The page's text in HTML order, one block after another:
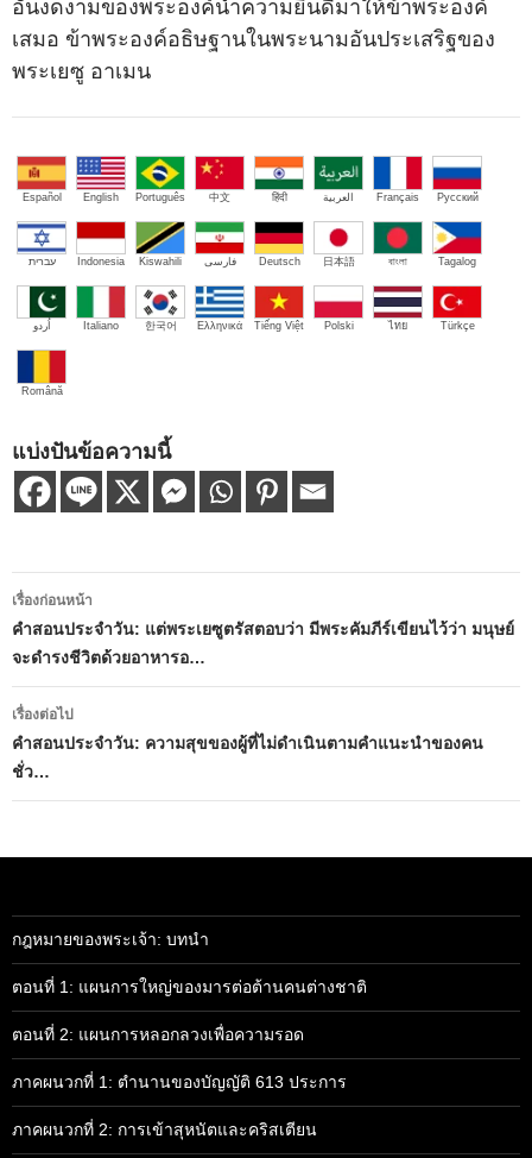
อันงดงามของพระองค์นำความยินดีมาให้ข้าพระองค์
เสมอ ข้าพระองค์อธิษฐานในพระนามอันประเสริฐของ
พระเยซู อาเมน
Español English Português 中文 हिंदी العربية Français Русский
עברית Indonesia Kiswahili فارسی Deutsch 日本語 বাংলা Tagalog
اُردو Italiano 한국어 Ελληνικά Tiếng Việt Polski ไทย Türkçe
Română
แบ่งปันข้อความนี้
เมนู
นำทาง
เรื่อง
เรื่องก่อนหน้า
คำสอนประจำวัน: แต่พระเยซูตรัสตอบว่า มีพระคัมภีร์เขียนไว้ว่า มนุษย์
จะดำรงชีวิตด้วยอาหารอ…
เรื่องต่อไป
คำสอนประจำวัน: ความสุขของผู้ที่ไม่ดำเนินตามคำแนะนำของคน
ชั่ว…
กฎหมายของพระเจ้า: บทนำ
ตอนที่ 1: แผนการใหญ่ของมารต่อต้านคนต่างชาติ
ตอนที่ 2: แผนการหลอกลวงเพื่อความรอด
ภาคผนวกที่ 1: ตำนานของบัญญัติ 613 ประการ
ภาคผนวกที่ 2: การเข้าสุหนัตและคริสเตียน